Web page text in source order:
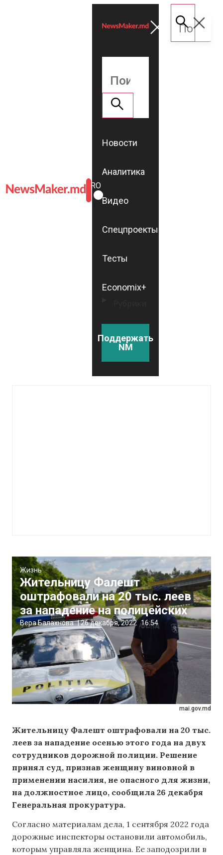
ROMÂNĂ
RU
Новости
Аналитика
Видео
Спецпроекты
Тесты
Economix+
Поддержать
NM
mai.gov.md
Жизнь
Жительницу Фалешт
оштрафовали на 20 тыс. леев
за нападение на полицейских
Вера Балахнова |26 декабря, 2022 16:54
Жительницу Фалешт оштрафовали на 20 тыс.
леев за нападение осенью этого года на двух
сотрудников дорожной полиции. Решение
принял суд, признав женщину виновной в
применении насилия, не опасного для жизни,
на должностное лицо, сообщила 26 декабря
Генеральная прокуратура.
Согласно материалам дела, 1 сентября 2022 года
дорожные инспекторы остановили автомобиль,
которым управляла женщина. Ее заподозрили в